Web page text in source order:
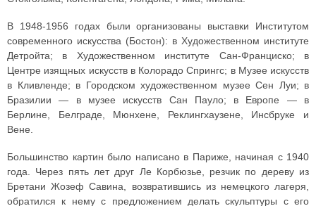
В 1948-1956 годах были организованы выставки Институтом
современного искусства (Бостон): в Художественном институте
Детройта; в Художественном институте Сан-Франциско; в
Центре изящных искусств в Колорадо Спрингс; в Музее искусств
в Кливленде; в Городском художественном музее Сен Луи; в
Бразилии — в музее искусств Сан Пауло; в Европе — в
Берлине, Белграде, Мюнхене, Реклингхаузене, Инсбруке и
Вене.
Большинство картин было написано в Париже, начиная с 1940
года. Через пять лет друг Ле Корбюзье, резчик по дереву из
Бретани Жозеф Савина, возвратившись из немецкого лагеря,
обратился к нему с предложением делать скульптуры с его